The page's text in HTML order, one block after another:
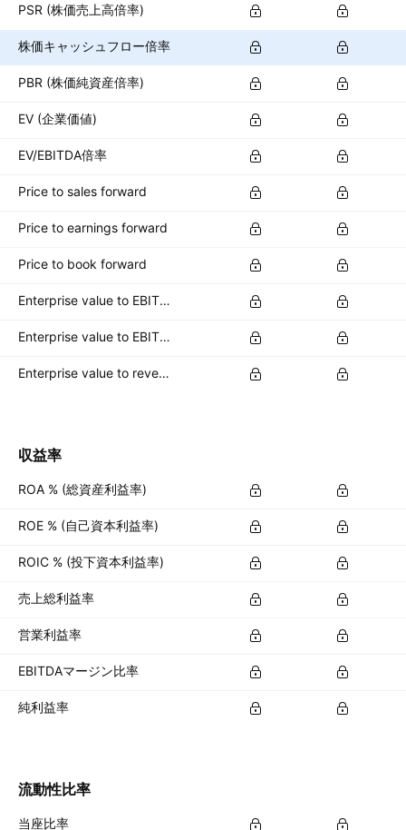
PSR (株価売上高倍率)
株価キャッシュフロー倍率
PBR (株価純資産倍率)
EV (企業価値)
EV/EBITDA倍率
Price to sales forward
Price to earnings forward
Price to book forward
Enterprise value to EBITDA forward
Enterprise value to EBIT forward
Enterprise value to revenue forward
収益率
ROA % (総資産利益率)
ROE % (自己資本利益率)
ROIC % (投下資本利益率)
売上総利益率
営業利益率
EBITDAマージン比率
純利益率
流動性比率
当座比率